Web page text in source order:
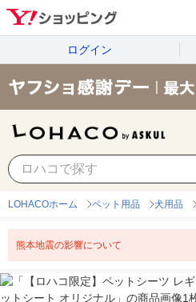
ログイン
LOHACOホーム ペット用品 犬用品
熊本地震の影響について